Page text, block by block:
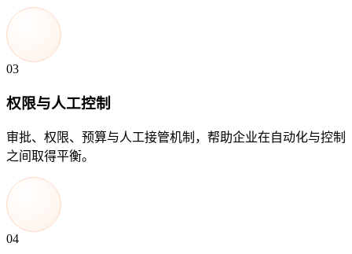
03
权限与人工控制
审批、权限、预算与人工接管机制，帮助企业在自动化与控制
之间取得平衡。
04